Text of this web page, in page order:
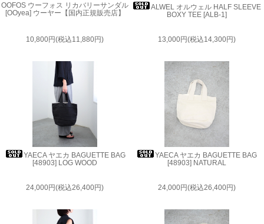
OOFOS ウーフォス リカバリーサンダル
[OOyea] ウーヤー【国内正規販売店】
10,800円(税込11,880円)
ALWEL オルウェル HALF SLEEVE
BOXY TEE [ALB-1]
13,000円(税込14,300円)
YAECA ヤエカ BAGUETTE BAG
[48903] LOG WOOD
24,000円(税込26,400円)
YAECA ヤエカ BAGUETTE BAG
[48903] NATURAL
24,000円(税込26,400円)